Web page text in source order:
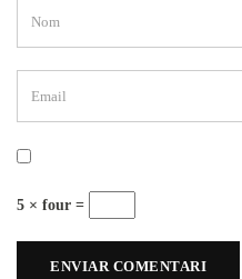
5 × four =